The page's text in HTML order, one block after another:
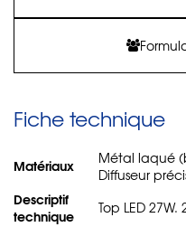
Fiche technique
Matériaux
Métal laqué
Diffuseur
Descriptif
technique
Top LED